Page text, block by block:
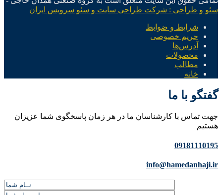
سئو و طراحی : شرکت طراحی سایت و سئو سرویس ایران
شرایط و ضوابط
حریم خصوصی
آدرس‌ها
محصولات
مطالب
خانه
گفتگو با ما
جهت تماس با کارشناسان ما در هر زمان پاسخگوی شما عزیزان
هستیم
09181110195
info@hamedanhaji.ir